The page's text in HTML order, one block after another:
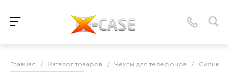
Главная / Каталог товаров / Чехлы для телефонов /